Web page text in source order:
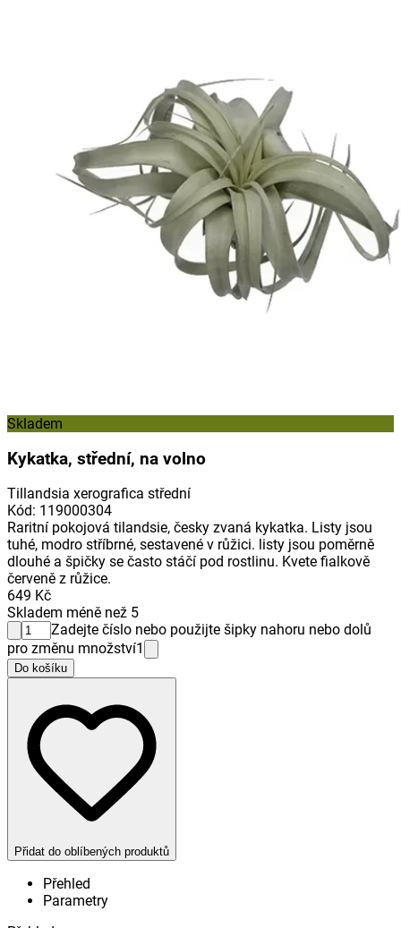
Skladem
Kykatka, střední, na volno
Tillandsia xerografica střední
Kód: 119000304
Raritní pokojová tilandsie, česky zvaná kykatka. Listy jsou
tuhé, modro stříbrné, sestavené v růžici. listy jsou poměrně
dlouhé a špičky se často stáčí pod rostlinu. Kvete fialkově
červeně z růžice.
649 Kč
Skladem méně než 5
Zadejte číslo nebo použijte šipky nahoru nebo dolů
pro změnu množství1
Do košíku
Přidat do oblíbených produktů
Přehled
Parametry